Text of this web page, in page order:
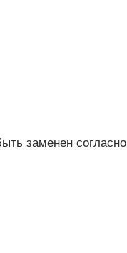
заменен согласно